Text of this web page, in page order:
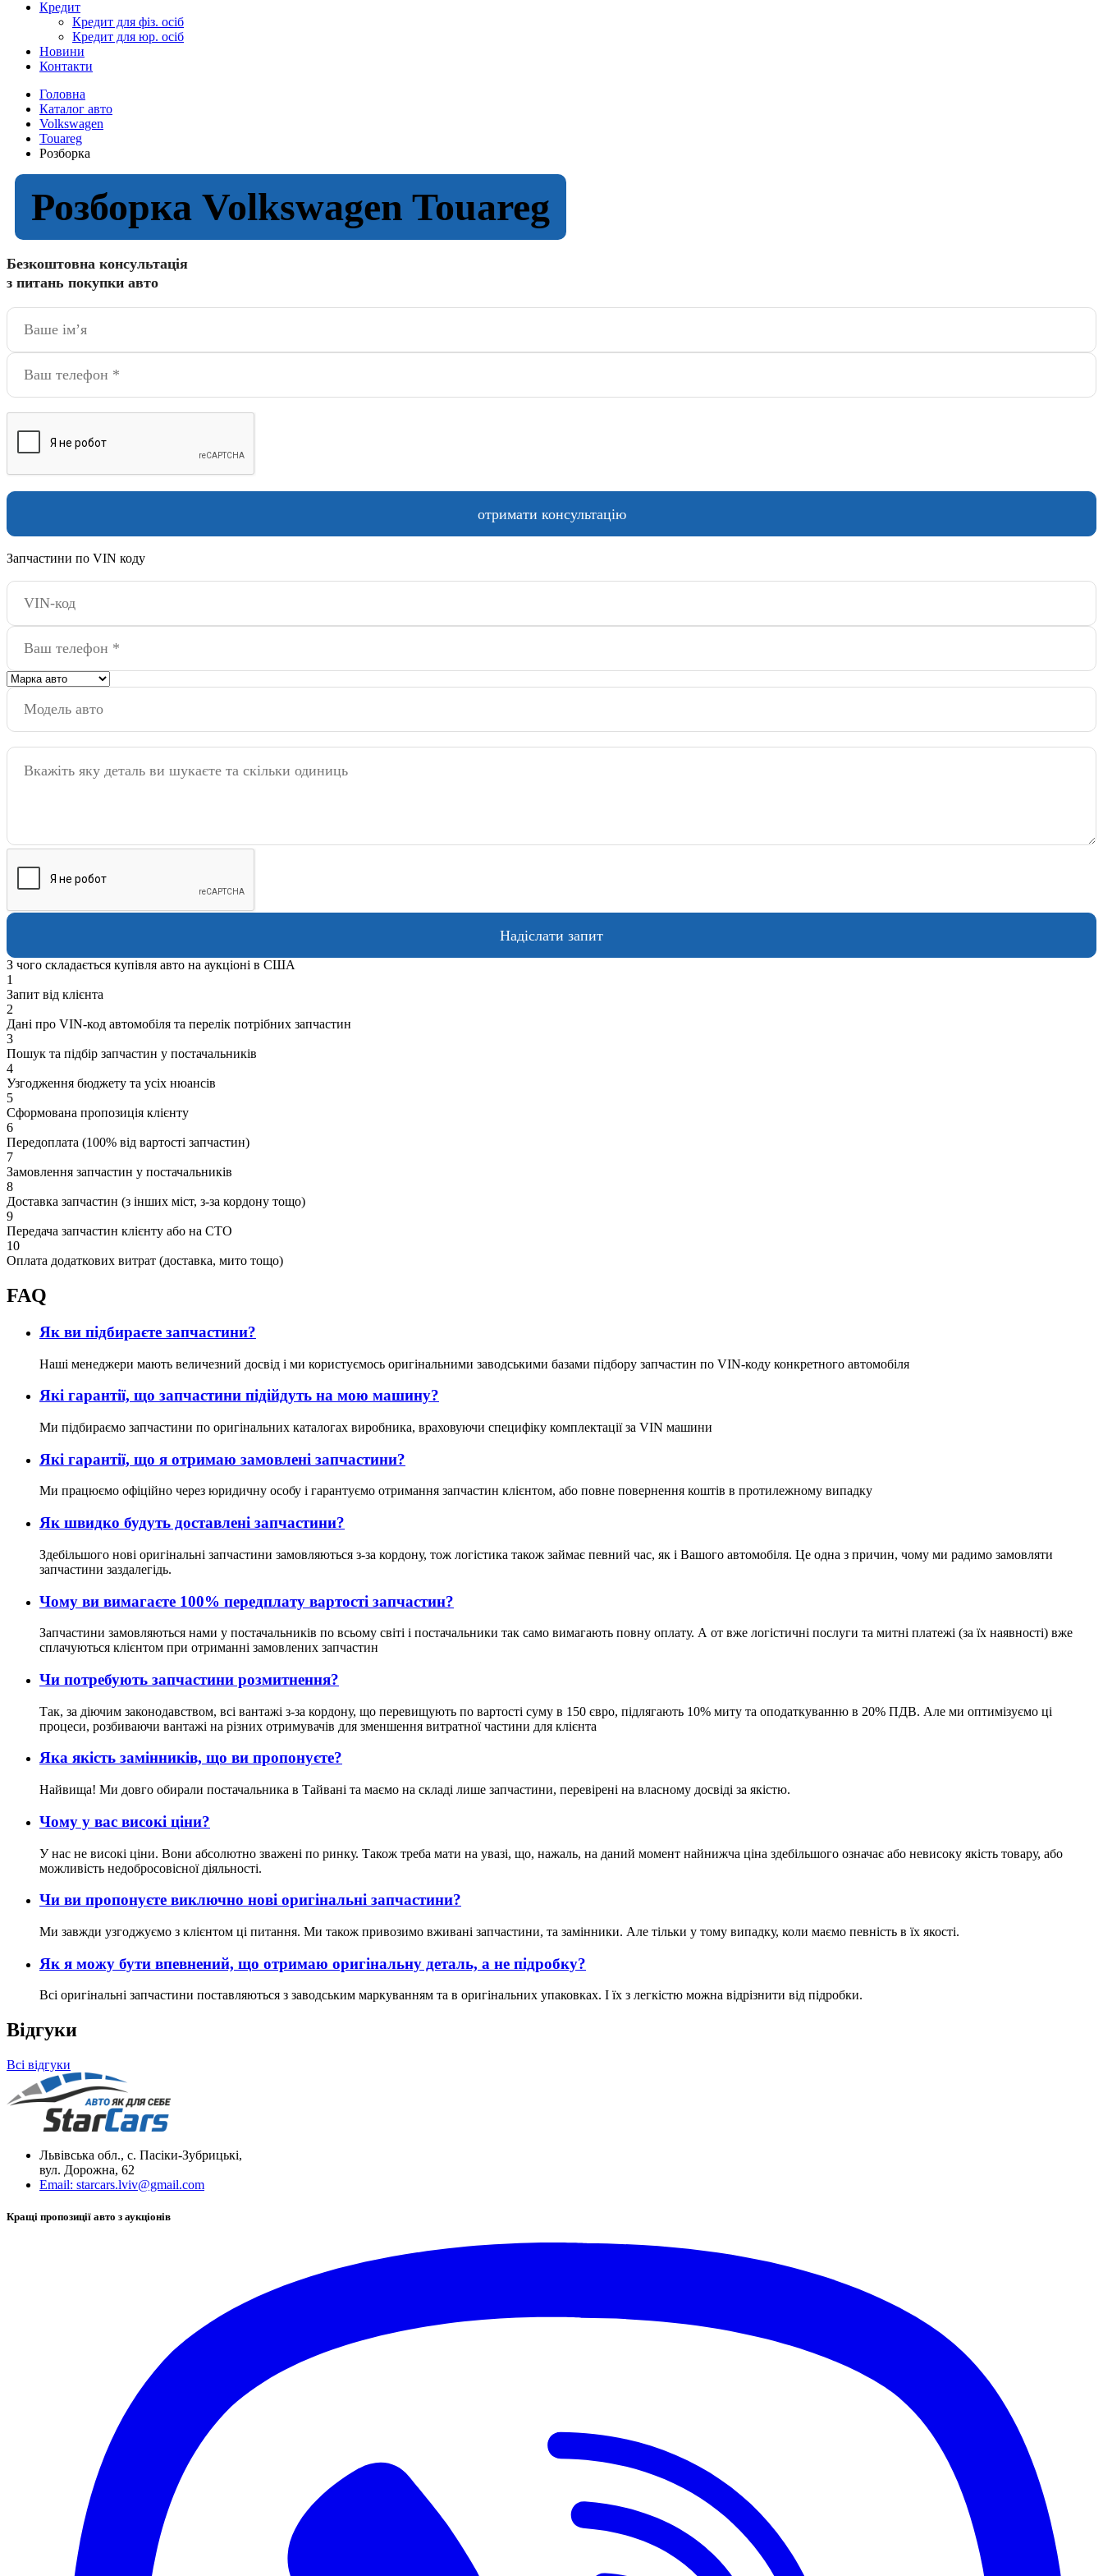
Кредит
Кредит для фіз. осіб
Кредит для юр. осіб
Новини
Контакти
Головна
Каталог авто
Volkswagen
Touareg
Розборка
Розборка Volkswagen Touareg
Безкоштовна консультація
з питань покупки авто
Запчастини по VIN коду
З чого складається купівля авто на аукціоні в США
1
Запит від клієнта
2
Дані про VIN-код автомобіля та перелік потрібних запчастин
3
Пошук та підбір запчастин у постачальників
4
Узгодження бюджету та усіх нюансів
5
Сформована пропозиція клієнту
6
Передоплата (100% від вартості запчастин)
7
Замовлення запчастин у постачальників
8
Доставка запчастин (з інших міст, з-за кордону тощо)
9
Передача запчастин клієнту або на СТО
10
Оплата додаткових витрат (доставка, мито тощо)
FAQ
Як ви підбираєте запчастини?
Наші менеджери мають величезний досвід і ми користуємось оригінальними заводськими базами підбору запчастин по VIN-коду конкретного автомобіля
Які гарантії, що запчастини підійдуть на мою машину?
Ми підбираємо запчастини по оригінальних каталогах виробника, враховуючи специфіку комплектації за VIN машини
Які гарантії, що я отримаю замовлені запчастини?
Ми працюємо офіційно через юридичну особу і гарантуємо отримання запчастин клієнтом, або повне повернення коштів в протилежному випадку
Як швидко будуть доставлені запчастини?
Здебільшого нові оригінальні запчастини замовляються з-за кордону, тож логістика також займає певний час, як і Вашого автомобіля. Це одна з причин, чому ми радимо замовляти
запчастини заздалегідь.
Чому ви вимагаєте 100% передплату вартості запчастин?
Запчастини замовляються нами у постачальників по всьому світі і постачальники так само вимагають повну оплату. А от вже логістичні послуги та митні платежі (за їх наявності) вже
сплачуються клієнтом при отриманні замовлених запчастин
Чи потребують запчастини розмитнення?
Так, за діючим законодавством, всі вантажі з-за кордону, що перевищують по вартості суму в 150 євро, підлягають 10% миту та оподаткуванню в 20% ПДВ. Але ми оптимізуємо ці
процеси, розбиваючи вантажі на різних отримувачів для зменшення витратної частини для клієнта
Яка якість замінників, що ви пропонуєте?
Найвища! Ми довго обирали постачальника в Тайвані та маємо на складі лише запчастини, перевірені на власному досвіді за якістю.
Чому у вас високі ціни?
У нас не високі ціни. Вони абсолютно зважені по ринку. Також треба мати на увазі, що, нажаль, на даний момент найнижча ціна здебільшого означає або невисоку якість товару, або
можливість недобросовісної діяльності.
Чи ви пропонуєте виключно нові оригінальні запчастини?
Ми завжди узгоджуємо з клієнтом ці питання. Ми також привозимо вживані запчастини, та замінники. Але тільки у тому випадку, коли маємо певність в їх якості.
Як я можу бути впевнений, що отримаю оригінальну деталь, а не підробку?
Всі оригінальні запчастини поставляються з заводським маркуванням та в оригінальних упаковках. І їх з легкістю можна відрізнити від підробки.
Відгуки
Всі відгуки
Львівська обл., с. Пасіки-Зубрицькі,
вул. Дорожна, 62
Email: starcars.lviv@gmail.com
Кращі пропозиції авто з аукціонів